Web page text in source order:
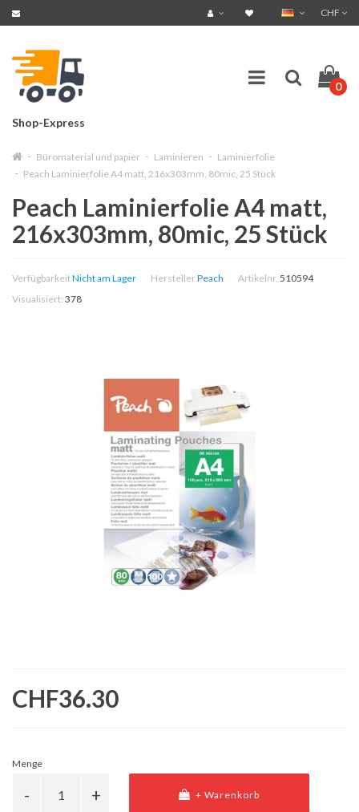
CHF
Shop-Express
0
Büromaterial und papier Laminieren
Laminierfolie
Peach Laminierfolie A4 matt, 216x303mm, 80mic, 25 Stück
Peach Laminierfolie A4 matt,
216x303mm, 80mic, 25 Stück
VerfügbarkeitNicht am Lager HerstellerPeach Artikelnr. 510594
Visualisiert: 378
CHF36.30
Menge
+ Warenkorb